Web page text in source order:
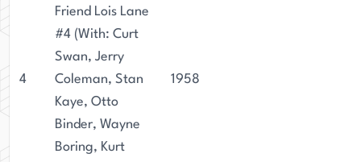
4
Friend Lois Lane
#4 (With: Curt
Swan, Jerry
Coleman, Stan
Kaye, Otto
Binder, Wayne
Boring, Kurt
1958